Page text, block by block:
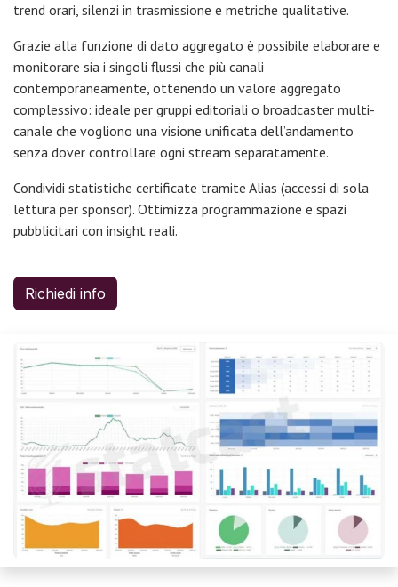
trend orari, silenzi in trasmissione e metriche qualitative.
Grazie alla funzione di dato aggregato è possibile elaborare e
monitorare sia i singoli flussi che più canali
contemporaneamente, ottenendo un valore aggregato
complessivo: ideale per gruppi editoriali o broadcaster multi-
canale che vogliono una visione unificata dell’andamento
senza dover controllare ogni stream separatamente.
Condividi statistiche certificate tramite Alias (accessi di sola
lettura per sponsor). Ottimizza programmazione e spazi
pubblicitari con insight reali.
Richiedi info